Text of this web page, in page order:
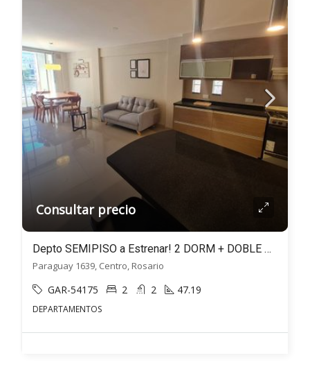
Consultar precio
Depto SEMIPISO a Estrenar! 2 DORM + DOBLE BALCÓN – Paraguay al 1600, Rosario
Paraguay 1639, Centro, Rosario
GAR-54175 2 2 47.19
DEPARTAMENTOS